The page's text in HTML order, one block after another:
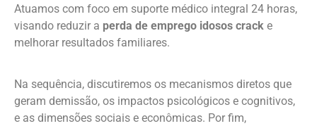
Atuamos com foco em suporte médico integral 24 horas,
visando reduzir a perda de emprego idosos crack e
melhorar resultados familiares.
Na sequência, discutiremos os mecanismos diretos que
geram demissão, os impactos psicológicos e cognitivos,
e as dimensões sociais e econômicas. Por fim,